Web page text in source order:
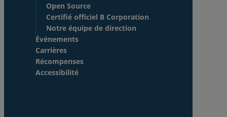
Open Source
Certifié officiel B Corporation
Notre équipe de direction
Événements
Carrières
Récompenses
Accessibilité